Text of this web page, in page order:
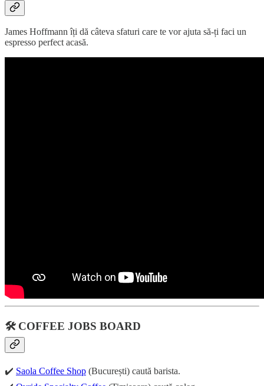
James Hoffmann îți dă câteva sfaturi care te vor ajuta să-ți faci un
espresso perfect acasă.
🛠️ COFFEE JOBS BOARD
✔️ Saola Coffee Shop (București) caută barista.